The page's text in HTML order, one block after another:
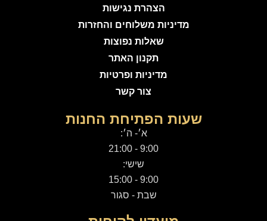
הצהרת נגישות
מדיניות משלוחים והחזרות
שאלות נפוצות
תקנון האתר
מדיניות ופרטיות
צור קשר
שעות הפתיחת החנות
א׳- ה׳:
9:00 - 21:00
שישי:
9:00 - 15:00
שבת - סגור